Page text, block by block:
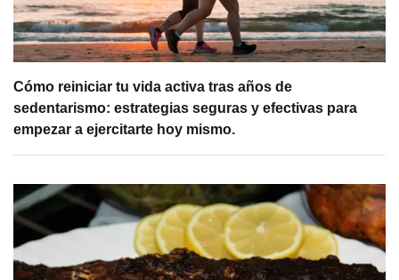
Cómo reiniciar tu vida activa tras años de
sedentarismo: estrategias seguras y efectivas para
empezar a ejercitarte hoy mismo.